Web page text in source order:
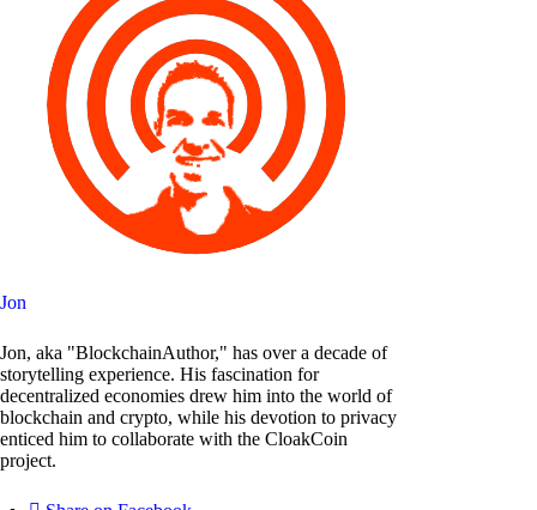
Jon
Jon, aka "BlockchainAuthor," has over a decade of
storytelling experience. His fascination for
decentralized economies drew him into the world of
blockchain and crypto, while his devotion to privacy
enticed him to collaborate with the CloakCoin
project.